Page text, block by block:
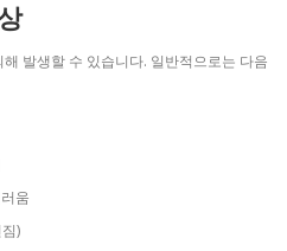
발생할 수 있습니다. 일반적으로는 다음
움
)